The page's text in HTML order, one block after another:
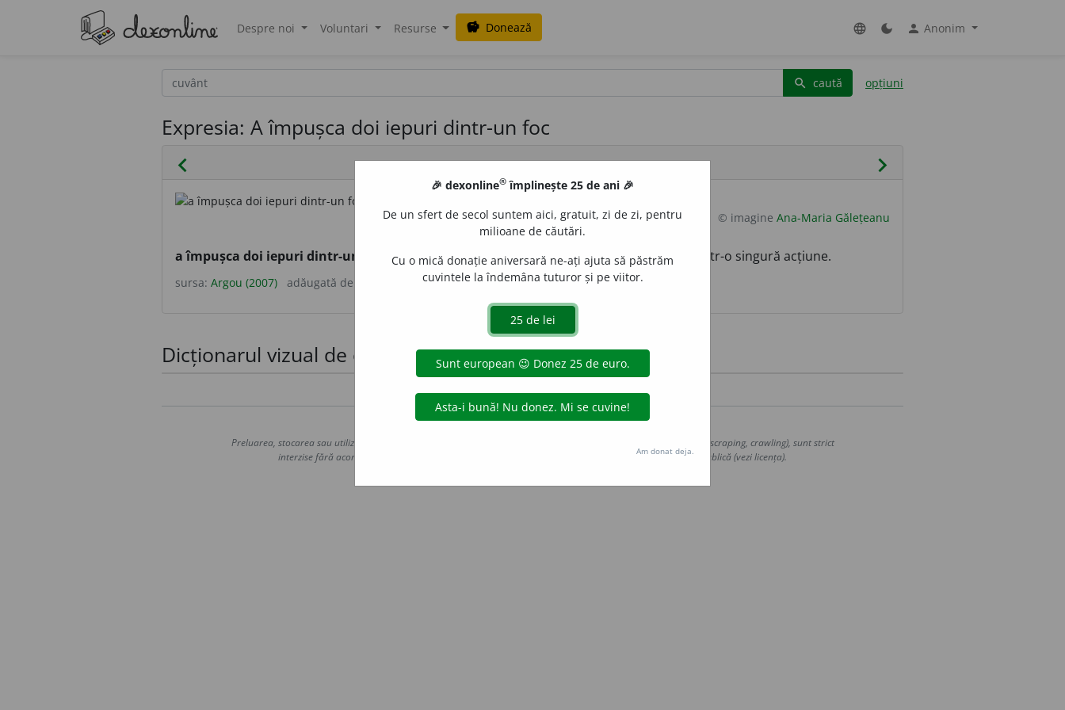
Despre noi Voluntari Resurse savings Donează language dark_mode person Anonim
search caută opțiuni
Expresia: A împușca doi iepuri dintr-un foc
chevron_left chevron_right
© imagine Ana-Maria Gălețeanu
a împușca doi iepuri dintr-un foc expr.a atinge două obiective, a realiza două lucruri dintr-o singură acțiune.
sursa: Argou (2007) adăugată de acțiuni
Dicționarul vizual de expresii
Preluarea, stocarea sau utilizarea datelor de pe acest site, inclusiv prin orice metode de extragere automată (web scraping, crawling), sunt strict
interzise fără acordul nostru prealabil scris, cu excepția seturilor de date oferite oficial spre utilizare publică (vezi licența).
🎉 dexonline® împlinește 25 de ani 🎉
De un sfert de secol suntem aici, gratuit, zi de zi, pentru
milioane de căutări.
Cu o mică donație aniversară ne-ați ajuta să păstrăm
cuvintele la îndemâna tuturor și pe viitor.
Am donat deja.